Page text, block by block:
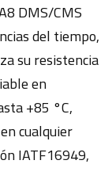
DMS/CMS
del tiempo,
su resistencia
en
+85 °C,
cualquier
IATF16949,